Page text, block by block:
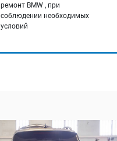
ремонт BMW , при
соблюдении необходимых
условий